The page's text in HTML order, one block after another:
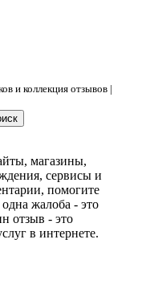
и коллекция отзывов |
магазины,
сервисы и
помогите
жалоба - это
отзыв - это
в интернете.